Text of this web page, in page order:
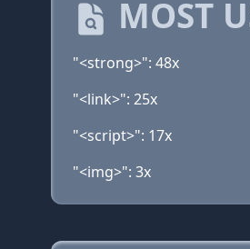
MOST
"<strong>": 48x
"<link>": 25x
"<script>": 17x
"<img>": 3x